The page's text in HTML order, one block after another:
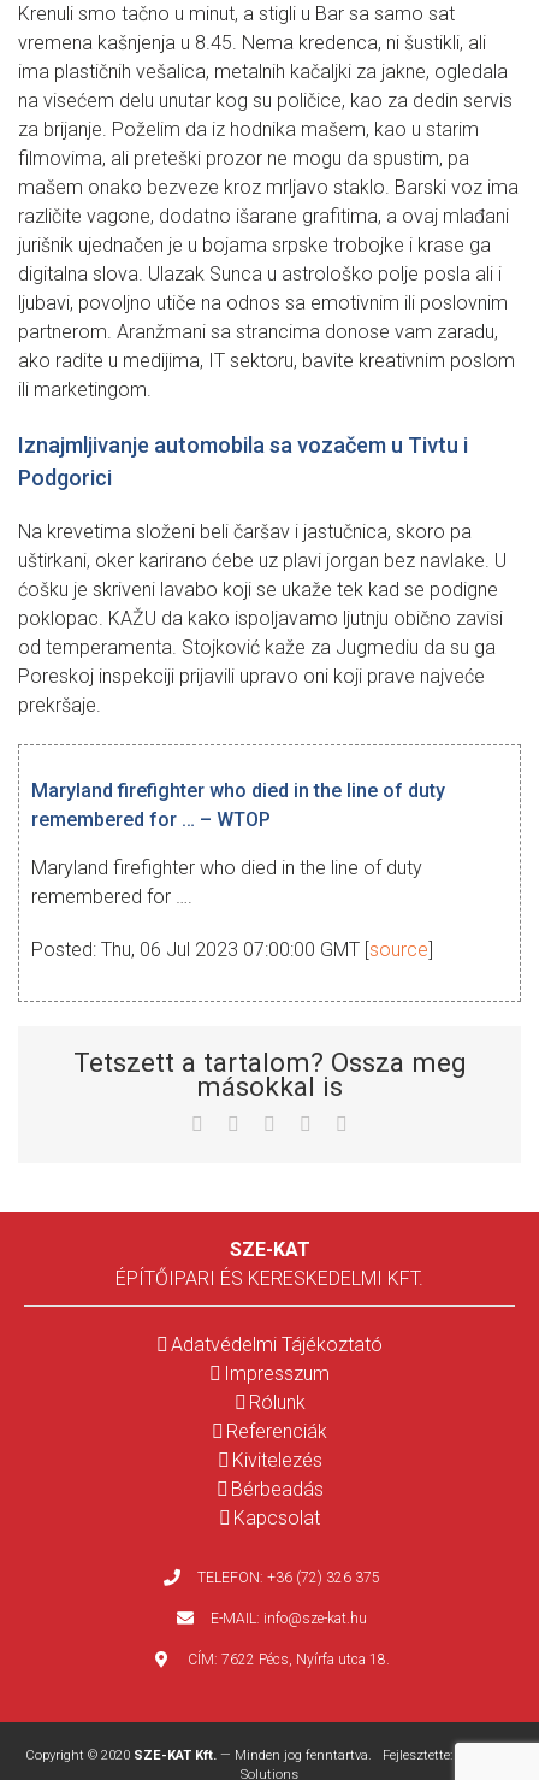
Krenuli smo tačno u minut, a stigli u Bar sa samo sat
vremena kašnjenja u 8.45. Nema kredenca, ni šustikli, ali
ima plastičnih vešalica, metalnih kačaljki za jakne, ogledala
na visećem delu unutar kog su poličice, kao za dedin servis
za brijanje. Poželim da iz hodnika mašem, kao u starim
filmovima, ali preteški prozor ne mogu da spustim, pa
mašem onako bezveze kroz mrljavo staklo. Barski voz ima
različite vagone, dodatno išarane grafitima, a ovaj mlađani
jurišnik ujednačen je u bojama srpske trobojke i krase ga
digitalna slova. Ulazak Sunca u astrološko polje posla ali i
ljubavi, povoljno utiče na odnos sa emotivnim ili poslovnim
partnerom. Aranžmani sa strancima donose vam zaradu,
ako radite u medijima, IT sektoru, bavite kreativnim poslom
ili marketingom.
Iznajmljivanje automobila sa vozačem u Tivtu i
Podgorici
Na krevetima složeni beli čaršav i jastučnica, skoro pa
uštirkani, oker karirano ćebe uz plavi jorgan bez navlake. U
ćošku je skriveni lavabo koji se ukaže tek kad se podigne
poklopac. KAŽU da kako ispoljavamo ljutnju obično zavisi
od temperamenta. Stojković kaže za Jugmediu da su ga
Poreskoj inspekciji prijavili upravo oni koji prave najveće
prekršaje.
Maryland firefighter who died in the line of duty
remembered for … – WTOP
Maryland firefighter who died in the line of duty
remembered for ….
Posted: Thu, 06 Jul 2023 07:00:00 GMT [source]
Tetszett a tartalom? Ossza meg
másokkal is
Facebook
TwitterLinkedInWhatsapp
SZE-KAT
ÉPÍTŐIPARI ÉS KERESKEDELMI KFT.
Adatvédelmi Tájékoztató
Impresszum
Rólunk
Referenciák
Kivitelezés
Bérbeadás
Kapcsolat
TELEFON: +36 (72) 326 375
E-MAIL: info@sze-kat.hu
CÍM: 7622 Pécs, Nyírfa utca 18.
Copyright © 2020 SZE-KAT Kft. — Minden jog fenntartva. Fejlesztette:
Solutions